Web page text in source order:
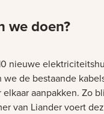
we doen?
nieuwe
we de bestaande
aanpakken. Zo
van Liander voert